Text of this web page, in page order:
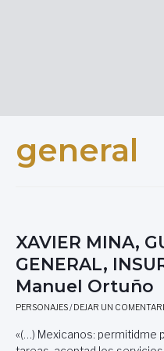
general
XAVIER MINA,
GENERAL,
Manuel Ortuño
PERSONAJES/DEJAR UN
«(…) Mexicanos: permitidme